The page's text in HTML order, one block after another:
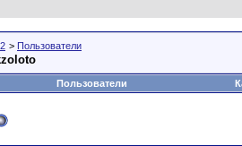
> Пользователи
Пользователи